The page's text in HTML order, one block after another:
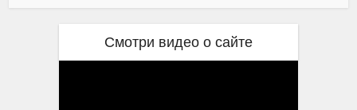
Смотри видео о сайте